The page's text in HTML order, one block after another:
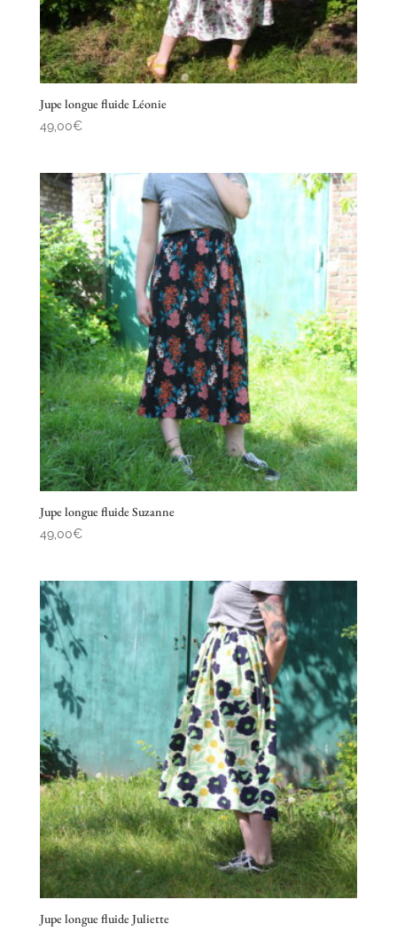
Jupe longue fluide Léonie
49,00€
Jupe longue fluide Suzanne
49,00€
Jupe longue fluide Juliette